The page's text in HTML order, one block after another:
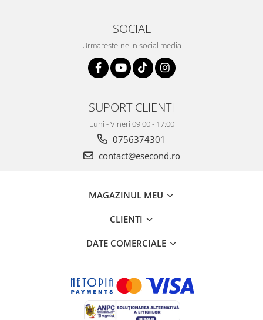
SOCIAL
Urmareste-ne in social media
SUPORT CLIENTI
Luni - Vineri 09:00 - 17:00
0756374301
contact@esecond.ro
MAGAZINUL MEU
CLIENTI
DATE COMERCIALE